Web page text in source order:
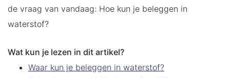
de vraag van vandaag: Hoe kun je beleggen in
waterstof?
Wat kun je lezen in dit artikel?
Waar kun je beleggen in waterstof?